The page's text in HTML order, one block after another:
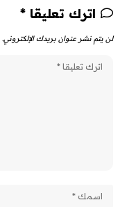
اترك تعليقا *
لن يتم نشر عنوان بريدك الإلكتروني.